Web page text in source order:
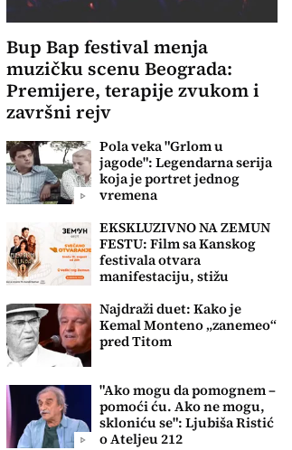
Bup Bap festival menja
muzičku scenu Beograda:
Premijere, terapije zvukom i
završni rejv
Pola veka "Grlom u
jagode": Legendarna serija
koja je portret jednog
vremena
EKSKLUZIVNO NA ZEMUN
FESTU: Film sa Kanskog
festivala otvara
manifestaciju, stižu
Najdraži duet: Kako je
Kemal Monteno „zanemeo“
pred Titom
"Ako mogu da pomognem –
pomoći ću. Ako ne mogu,
skloniću se": Ljubiša Ristić
o Ateljeu 212